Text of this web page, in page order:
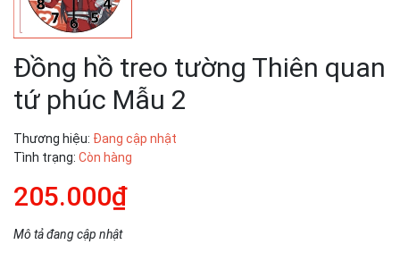
Đồng hồ treo tường Thiên quan
tứ phúc Mẫu 2
Thương hiệu: Đang cập nhật
Tình trạng: Còn hàng
205.000₫
Mô tả đang cập nhật